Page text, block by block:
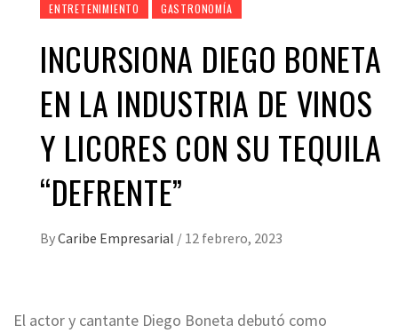
ENTRETENIMIENTO GASTRONOMÍA
INCURSIONA DIEGO BONETA
EN LA INDUSTRIA DE VINOS
Y LICORES CON SU TEQUILA
“DEFRENTE”
ByCaribe Empresarial / 12 febrero, 2023
El actor y cantante Diego Boneta debutó como